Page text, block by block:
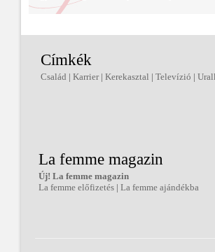
Címkék
Család | Karrier| Kerekasztal | Televízió |
La femme magazin
Új! La femme magazin
La femme előfizetés | La femme ajándékba